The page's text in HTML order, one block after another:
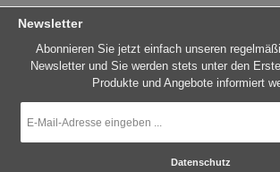
Newsletter
Abonnieren Sie jetzt einfach unseren
Newsletter und Sie werden stets unter den
Produkte und Angebote informiert
Mail-
Datenschutz